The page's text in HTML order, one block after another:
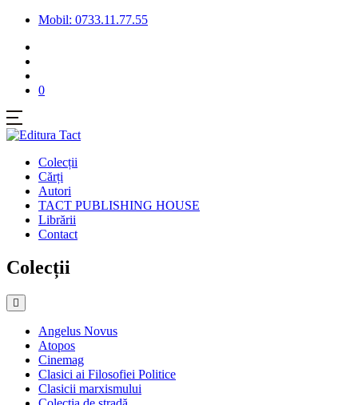
Mobil: 0733.11.77.55
0
Colecții
Cărți
Autori
TACT PUBLISHING HOUSE
Librării
Contact
Colecții
Angelus Novus
Atopos
Cinemag
Clasici ai Filosofiei Politice
Clasicii marxismului